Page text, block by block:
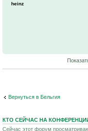
heinz
Вернуться в Бельгия
КТО СЕЙЧАС НА
Сейчас этот форум